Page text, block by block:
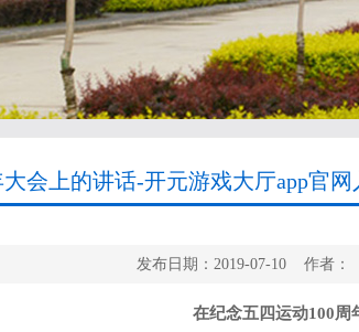
会上的讲话-开元游戏大厅app官网
发布日期：2019-07-10 作者
在纪念五四运动100周